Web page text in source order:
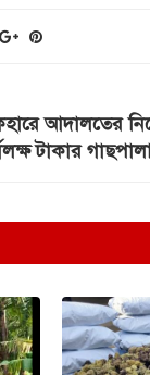
আদালতের
টাকার